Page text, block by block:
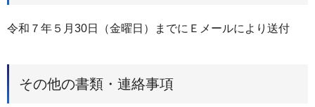
令和７年５月30日（金曜日）までにＥメールにより送付
その他の書類・連絡事項